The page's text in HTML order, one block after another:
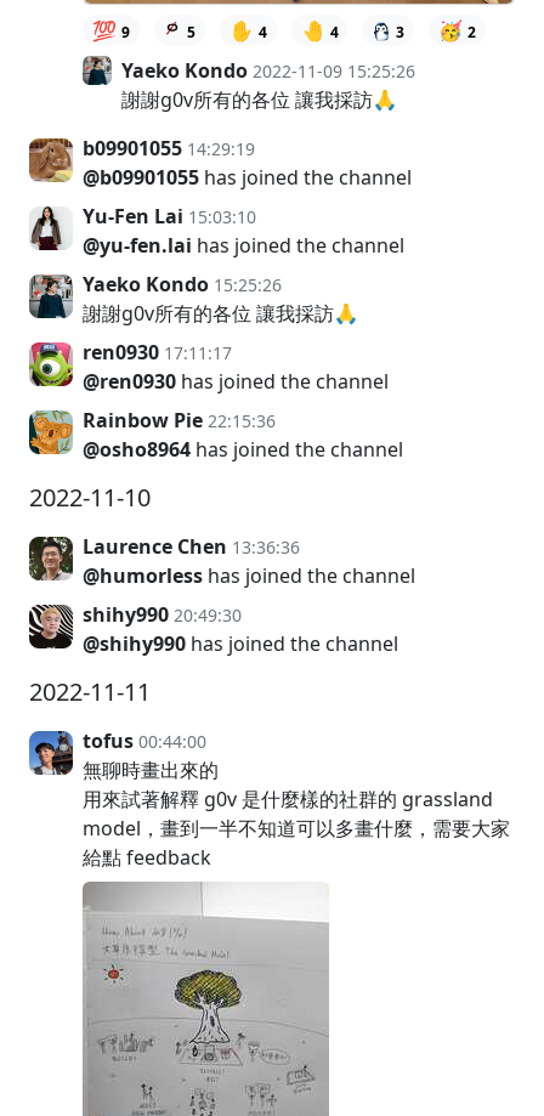
💯 9 5 ✋ 4 🤚 4 3 🥳 2
Yaeko Kondo 2022-11-09 15:25:26
謝謝g0v所有的各位 讓我採訪🙏
b09901055 14:29:19
@b09901055 has joined the channel
Yu-Fen Lai 15:03:10
@yu-fen.lai has joined the channel
Yaeko Kondo 15:25:26
謝謝g0v所有的各位 讓我採訪🙏
ren0930 17:11:17
@ren0930 has joined the channel
Rainbow Pie 22:15:36
@osho8964 has joined the channel
2022-11-10
Laurence Chen 13:36:36
@humorless has joined the channel
shihy990 20:49:30
@shihy990 has joined the channel
2022-11-11
tofus 00:44:00
無聊時畫出來的
用來試著解釋 g0v 是什麼樣的社群的 grassland
model，畫到一半不知道可以多畫什麼，需要大家
給點 feedback